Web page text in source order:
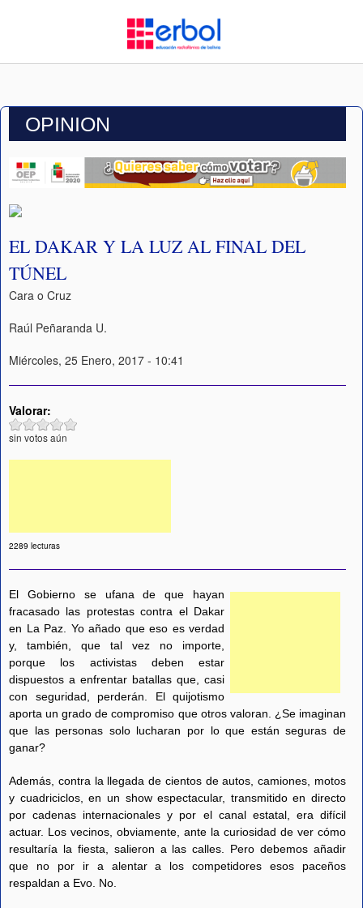
OPINION
EL DAKAR Y LA LUZ AL FINAL DEL
TÚNEL
Cara o Cruz
Raúl Peñaranda U.
Miércoles, 25 Enero, 2017 - 10:41
Valorar:
sin votos aún
2289 lecturas
El Gobierno se ufana de que hayan
fracasado las protestas contra el Dakar
en La Paz. Yo añado que eso es verdad
y, también, que tal vez no importe,
porque los activistas deben estar
dispuestos a enfrentar batallas que, casi
con seguridad, perderán. El quijotismo
aporta un grado de compromiso que otros valoran. ¿Se imaginan
que las personas solo lucharan por lo que están seguras de
ganar?
Además, contra la llegada de cientos de autos, camiones, motos
y cuadriciclos, en un show espectacular, transmitido en directo
por cadenas internacionales y por el canal estatal, era difícil
actuar. Los vecinos, obviamente, ante la curiosidad de ver cómo
resultaría la fiesta, salieron a las calles. Pero debemos añadir
que no por ir a alentar a los competidores esos paceños
respaldan a Evo. No.